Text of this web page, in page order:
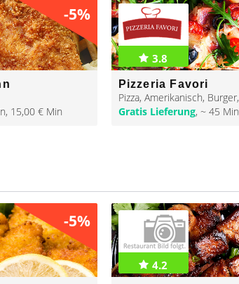
-5%
, 15,00 € Min
3.8
Pizzeria Favori
Pizza, Amerikanisch, Burger,
Gratis Lieferung, ~ 45 Min
-5%
4.2